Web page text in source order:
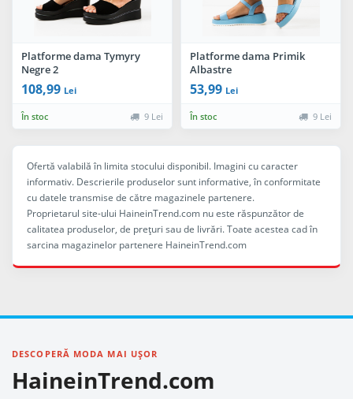
Platforme dama Tymyry
Negre 2
108,99 Lei
În stoc 9 Lei
Platforme dama Primik
Albastre
53,99 Lei
În stoc 9 Lei
Ofertă valabilă în limita stocului disponibil. Imagini cu caracter
informativ. Descrierile produselor sunt informative, în conformitate
cu datele transmise de către magazinele partenere.
Proprietarul site-ului HaineinTrend.com nu este răspunzător de
calitatea produselor, de preţuri sau de livrări. Toate acestea cad în
sarcina magazinelor partenere HaineinTrend.com
DESCOPERĂ MODA MAI UȘOR
HaineinTrend.com